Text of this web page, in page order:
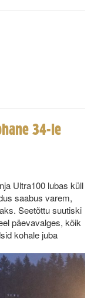
34-le
Ultra100 lubas küll
saabus varem,
Seetõttu suutiski
päevavalges, kõik
kohale juba